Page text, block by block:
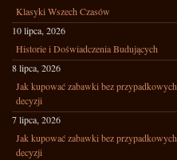
Klasyki Wszech Czasów
10 lipca, 2026
Historie i Doświadczenia Budujących
8 lipca, 2026
Jak kupować zabawki bez przypadkowych
decyzji
7 lipca, 2026
Jak kupować zabawki bez przypadkowych
decyzji